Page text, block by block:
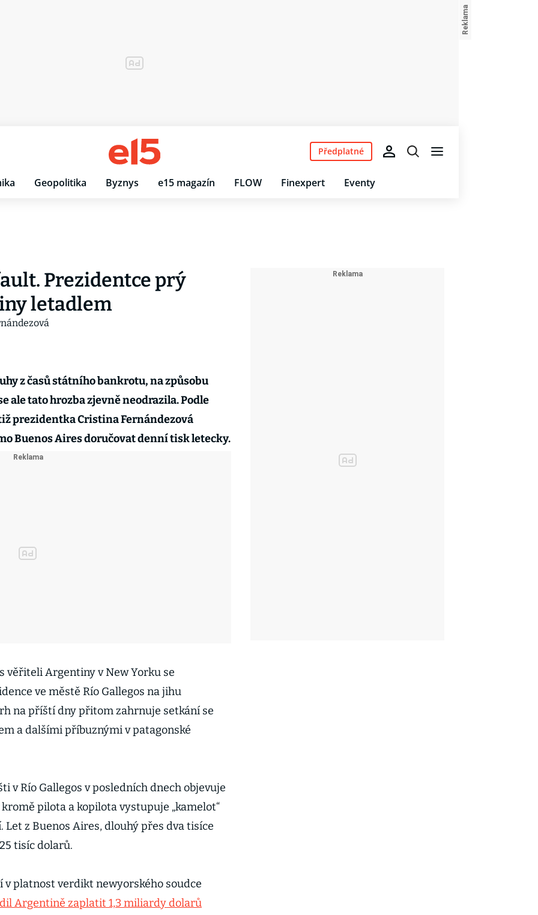
Geopolitika Byznys e15 magazín FLOW Finexpert Eventy
Předplatné
Prezidentce prý
letadlem
z časů státního bankrotu, na způsobu
ale tato hrozba zjevně neodrazila. Podle
prezidentka Cristina Fernándezová
Buenos Aires doručovat denní tisk letecky.
věřiteli Argentiny v New Yorku se
ve městě Río Gallegos na jihu
na příští dny přitom zahrnuje setkání se
a dalšími příbuznými v patagonské
v Río Gallegos v posledních dnech objevuje
pilota a kopilota vystupuje „kamelot“
Let z Buenos Aires, dlouhý přes dva tisíce
tisíc dolarů.
platnost verdikt newyorského soudce
Argentině zaplatit 1,3 miliardy dolarů